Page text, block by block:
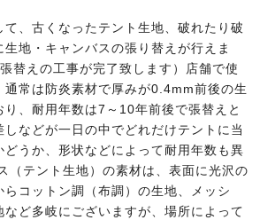
て、古くなったテント生地、破れたり破
地・キャンバスの張り替えが行えま
替えの工事が完了致します）店舗で使
通常は防炎素材で厚みが0.4mm前後の生
、耐用年数は7～10年前後で張替えと
などが一日の中でどれだけテントに当
どうか、形状などによって耐用年数も異
（テント生地）の素材は、表面に光沢の
コットン調（布調）の生地、メッシ
など多岐にございますが、場所によって